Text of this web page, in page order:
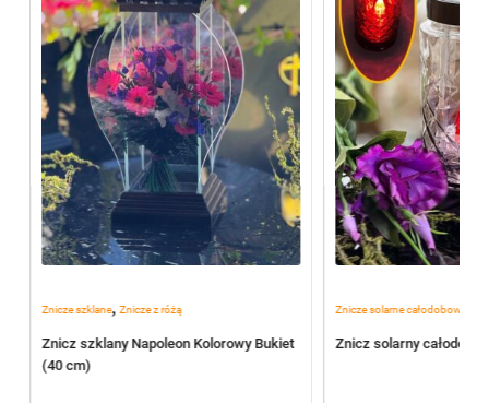
Znicze szklane, Znicze z różą
Znicz szklany Napoleon Kolorowy Bukiet
(40 cm)
Znicze solarne całodobowe
Znicz solarny